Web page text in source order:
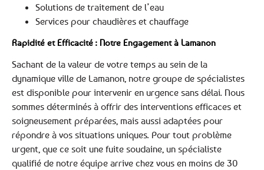
Solutions de traitement de l’eau
Services pour chaudières et chauffage
Rapidité et Efficacité : Notre Engagement à Lamanon
Sachant de la valeur de votre temps au sein de la
dynamique ville de Lamanon, notre groupe de spécialistes
est disponible pour intervenir en urgence sans délai. Nous
sommes déterminés à offrir des interventions efficaces et
soigneusement préparées, mais aussi adaptées pour
répondre à vos situations uniques. Pour tout problème
urgent, que ce soit une fuite soudaine, un spécialiste
qualifié de notre équipe arrive chez vous en moins de 30